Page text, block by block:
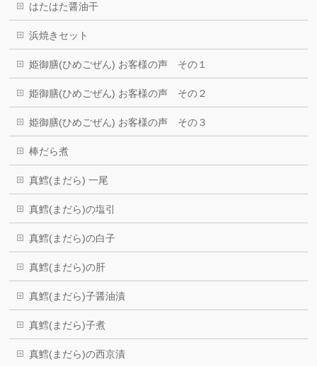
はたはた醤油干
浜焼きセット
姫御膳(ひめごぜん) お客様の声 その１
姫御膳(ひめごぜん) お客様の声 その２
姫御膳(ひめごぜん) お客様の声 その３
棒だら煮
真鱈(まだら) 一尾
真鱈(まだら)の塩引
真鱈(まだら)の白子
真鱈(まだら)の肝
真鱈(まだら)子醤油漬
真鱈(まだら)子煮
真鱈(まだら)の西京漬